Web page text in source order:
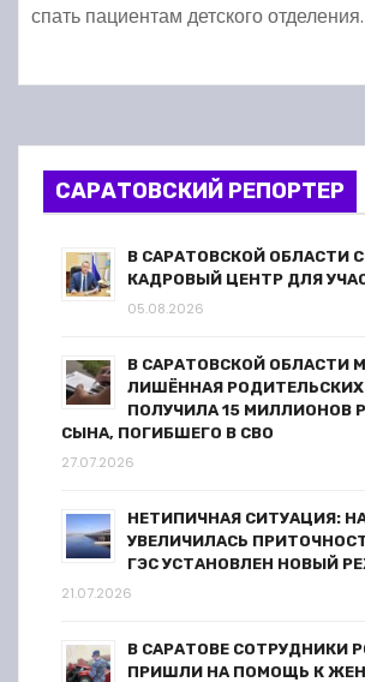
спать пациентам детского отделения.
САРАТОВСКИЙ РЕПОРТЕР
В САРАТОВСКОЙ ОБЛАСТИ
КАДРОВЫЙ ЦЕНТР ДЛЯ
05.08.2026
В САРАТОВСКОЙ ОБЛАСТИ
ЛИШЁННАЯ РОДИТЕЛЬСКИХ
ПОЛУЧИЛА 15 МИЛЛИОНОВ
СЫНА, ПОГИБШЕГО В СВО
27.07.2026
НЕТИПИЧНАЯ СИТУАЦИЯ:
УВЕЛИЧИЛАСЬ
ГЭС УСТАНОВЛЕН НОВЫЙ
21.07.2026
В САРАТОВЕ СОТРУДНИКИ
ПРИШЛИ НА ПОМОЩЬ К